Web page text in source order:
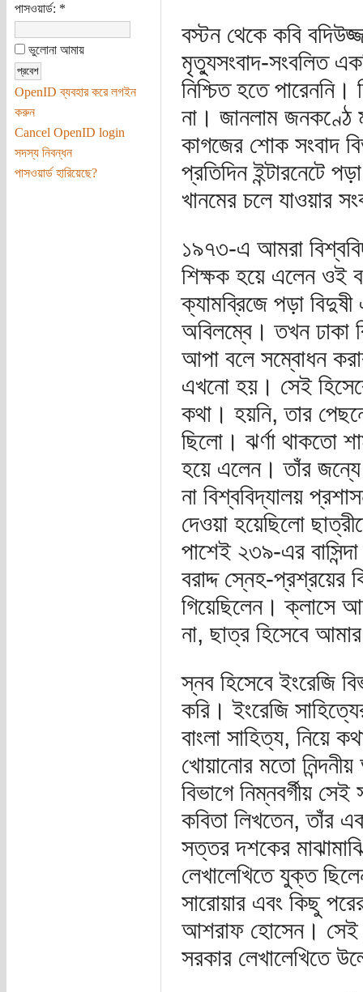
পাসওয়ার্ড: *
ভুলোনা আমায়
OpenID ব্যবহার করে লগইন
করুন
Cancel OpenID login
সদস্য নিবন্ধন
পাসওয়ার্ড হারিয়েছে?
বস্টন থেকে কবি
মৃত্যুসংবাদ-সংবলিত
নিশ্চিত হতে
না। জানলাম জনকণ্ঠে
কাগজের শোক সংবাদ
প্রতিদিন ইন্টারনেটে
খানমের চলে যাওয়ার
১৯৭৩-এ আমরা
শিক্ষক হয়ে এলেন ওই
ক্যামব্রিজে পড়া
অবিলম্বে। তখন ঢাকা
আপা বলে সম্বোধন
এখনো হয়। সেই
কথা। হয়নি, তার
ছিলো। ঝর্ণা থাকতো
হয়ে এলেন। তাঁর
না বিশ্ববিদ্যালয়
দেওয়া হয়েছিলো
পাশেই ২৩৯-এর
বরাদ্দ স্নেহ-
গিয়েছিলেন। ক্লাসে
না, ছাত্র হিসেবে
স্নব হিসেবে ইংরেজি
করি। ইংরেজি
বাংলা সাহিত্য, নিয়ে
খোয়ানোর মতো
বিভাগে নিম্নবর্গীয়
কবিতা লিখতেন, তাঁর
সত্তর দশকের
লেখালেখিতে যুক্ত
সারোয়ার এবং কিছু
আশরাফ হোসেন। সেই
সরকার লেখালেখিতে